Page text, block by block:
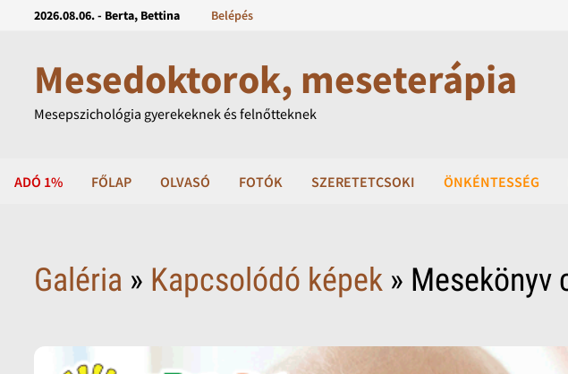
2026.08.06. - Berta, Bettina Belépés
Mesedoktorok, meseterápia
Mesepszichológia gyerekeknek és felnőtteknek
ADÓ 1% FŐLAP OLVASÓ FOTÓK SZERETETCSOKI ÖNKÉNTESSÉG
Galéria » Kapcsolódó képek » Mesekönyv